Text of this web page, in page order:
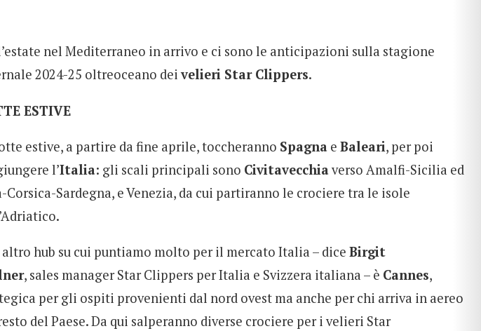
l’estate nel Mediterraneo in arrivo e ci sono le anticipazioni sulla stagione
2024-25 oltreoceano deivelieri Star Clippers.
ESTIVE
estive, a partire da fine aprile, toccheranno Spagna e Baleari, per poi
l’Italia: gli scali principali sono Civitavecchiaverso Amalfi-Sicilia ed
Corsica-Sardegna, e Venezia, da cui partiranno le crociere tra le isole
altro hub su cui puntiamo molto per il mercato Italia – dice Birgit
, sales manager Star Clippers per Italia e Svizzera italiana – è Cannes,
per gli ospiti provenienti dal nord ovest ma anche per chi arriva in aereo
del Paese. Da qui salperanno diverse crociere per i velieri Star